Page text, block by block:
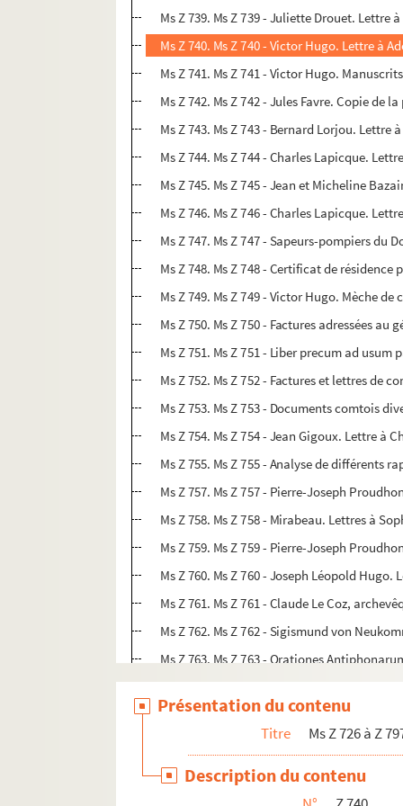
Ms Z 739. Ms Z 739 - Juliette Drouet. Lettre
Ms Z 740. Ms Z 740 - Victor Hugo. Lettre à
Ms Z 741. Ms Z 741 - Victor Hugo.
Ms Z 742. Ms Z 742 - Jules Favre. Copie
Ms Z 743. Ms Z 743 - Bernard Lorjou. Lettre
Ms Z 744. Ms Z 744 - Charles Lapicque.
Ms Z 745. Ms Z 745 - Jean et Micheline
Ms Z 746. Ms Z 746 - Charles Lapicque.
Ms Z 747. Ms Z 747 - Sapeurs-pompiers du
Ms Z 748. Ms Z 748 - Certificat de
Ms Z 749. Ms Z 749 - Victor Hugo. Mèche
Ms Z 750. Ms Z 750 - Factures adressées
Ms Z 751. Ms Z 751 - Liber precum ad
Ms Z 752. Ms Z 752 - Factures et lettres de
Ms Z 753. Ms Z 753 - Documents comtois
Ms Z 754. Ms Z 754 - Jean Gigoux. Lettre à
Ms Z 755. Ms Z 755 - Analyse de
Ms Z 757. Ms Z 757 - Pierre-Joseph
Ms Z 758. Ms Z 758 - Mirabeau. Lettres à
Ms Z 759. Ms Z 759 - Pierre-Joseph
Ms Z 760. Ms Z 760 - Joseph Léopold
Ms Z 761. Ms Z 761 - Claude Le Coz,
Ms Z 762. Ms Z 762 - Sigismund von
Ms Z 763. Ms Z 763 - Orationes
Ms Z 764. Ms Z 764 - Documents divers
Ms Z 765. Ms Z 765 - Documents
Ms Z 766. Ms Z 766 - Jean-Alexandre
Ms Z 767. Ms Z 767 - Proudhon. Lettre à
Ms Z 768 à Z 770. Ms Z 768 à Z 770 -
Présentation du contenu
Titre Ms Z 726 à Z
Description du contenu